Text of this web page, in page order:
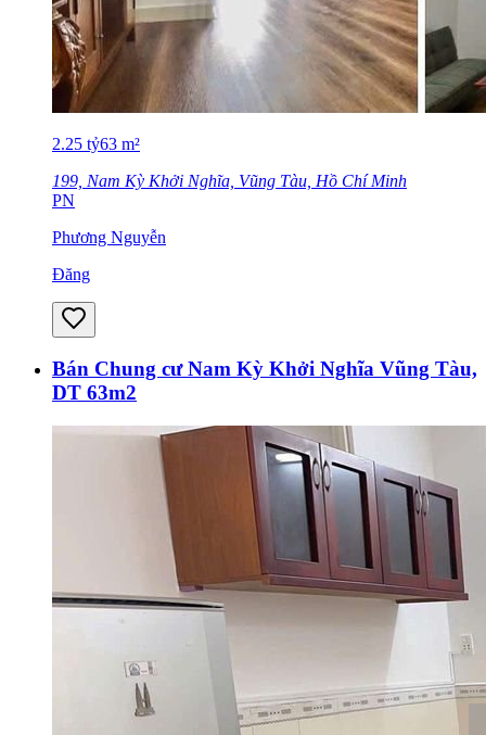
2.25 tỷ63 m²
199, Nam Kỳ Khởi Nghĩa, Vũng Tàu, Hồ Chí Minh
PN
Phương Nguyễn
Đăng
Bán Chung cư Nam Kỳ Khởi Nghĩa Vũng Tàu,
DT 63m2